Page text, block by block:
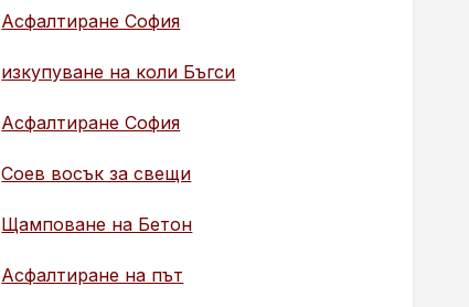
Асфалтиране София
изкупуване на коли Бъгси
Асфалтиране София
Соев восък за свещи
Щамповане на Бетон
Асфалтиране на път